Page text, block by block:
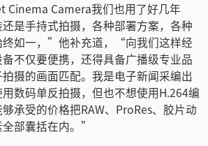
Cinema Camera我们也用了好几年
是手持式拍摄，各种部署方案，各种
终如一，”他补充道，“向我们这样经
不仅要便携，还得具备广播级专业品
摄的画面匹配。我是电子新闻采编出
数码单反拍摄，但也不想使用H.264编
承受的价格把RAW、ProRes、胶片动
部囊括在内。”